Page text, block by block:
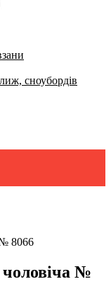
сноубордів
№ 8066
чоловіча №